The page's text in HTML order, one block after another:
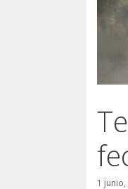
1 junio,